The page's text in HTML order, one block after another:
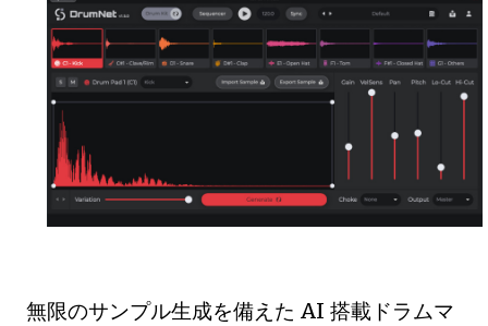
無限のサンプル生成を備えた AI 搭載ドラムマ